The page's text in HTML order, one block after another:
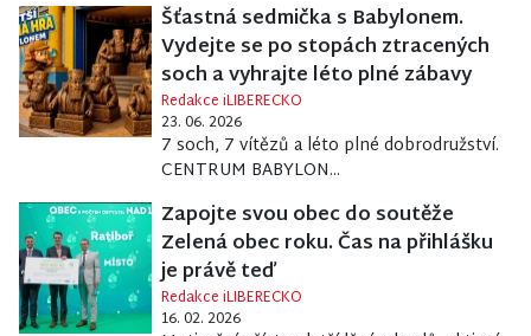
Šťastná sedmička s Babylonem.
Vydejte se po stopách ztracených
soch a vyhrajte léto plné zábavy
Redakce iLIBERECKO
23. 06. 2026
7 soch, 7 vítězů a léto plné dobrodružství.
CENTRUM BABYLON...
Zapojte svou obec do soutěže
Zelená obec roku. Čas na přihlášku
je právě teď
Redakce iLIBERECKO
16. 02. 2026